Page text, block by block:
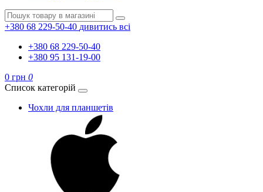
+380 68 229-50-40 дивитись всі
+380 68 229-50-40
+380 95 131-19-00
0 грн 0
Список категорій
Чохли для планшетів